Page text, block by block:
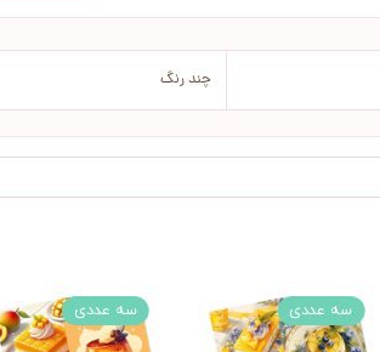
چند رنگ
سه عددی سه عددی